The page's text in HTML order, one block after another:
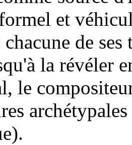
et
de
la révéler
le